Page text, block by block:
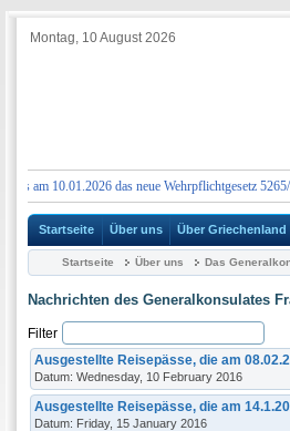
Montag, 10 August 2026
am 10.01.2026 das neue Wehrpflichtgesetz 5265/
Startseite Über uns Über Griechenland
Startseite Über uns Das
Nachrichten des Generalkonsulates
Filter
Ausgestellte Reisepässe, die am
Datum: Wednesday, 10 February 2016
Ausgestellte Reisepässe, die am
Datum: Friday, 15 January 2016